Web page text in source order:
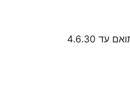
עד 4.6.30